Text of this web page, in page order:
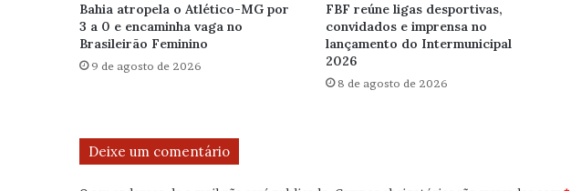
Bahia atropela o Atlético-MG por
3 a 0 e encaminha vaga no
Brasileirão Feminino
9 de agosto de 2026
FBF reúne ligas desportivas,
convidados e imprensa no
lançamento do Intermunicipal
2026
8 de agosto de 2026
Deixe um comentário